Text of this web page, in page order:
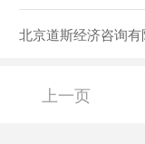
北京道斯经济咨询有
上一页